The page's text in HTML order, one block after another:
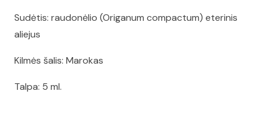
Sudėtis: raudonėlio (Origanum compactum) eterinis
aliejus
Kilmės šalis: Marokas
Talpa: 5 ml.